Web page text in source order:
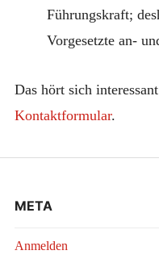
Führungskraft;
Vorgesetzte an-
Das hört sich
Kontaktformular.
META
Anmelden